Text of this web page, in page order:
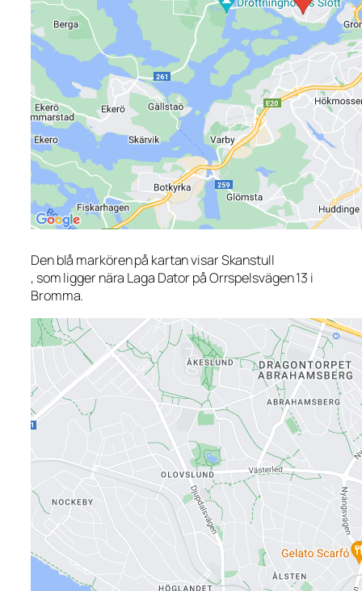
Den blå markören på kartan visar Skanstull
, som ligger nära Laga Dator på Orrspelsvägen 13 i
Bromma.